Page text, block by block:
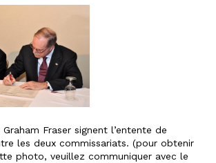
Fraser signent l’entente de
les deux commissariats. (pour obtenir
photo, veuillez communiquer avec le